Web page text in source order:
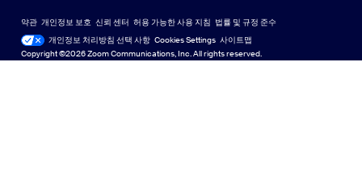
Zoom for StartupsZoom for Startups
기술 콘텐츠 라이브러리기술 콘텐츠 라이브러리
피드백
English
Español
Copyright ©2026 Zoom Communications, Inc. All rights reserved.
약관 개인정보 보호 신뢰 센터 허용 가능한 사용 지침 법률 및 규정 준수
개인정보 처리방침 선택 사항 Cookies Settings 사이트맵
사이트맵